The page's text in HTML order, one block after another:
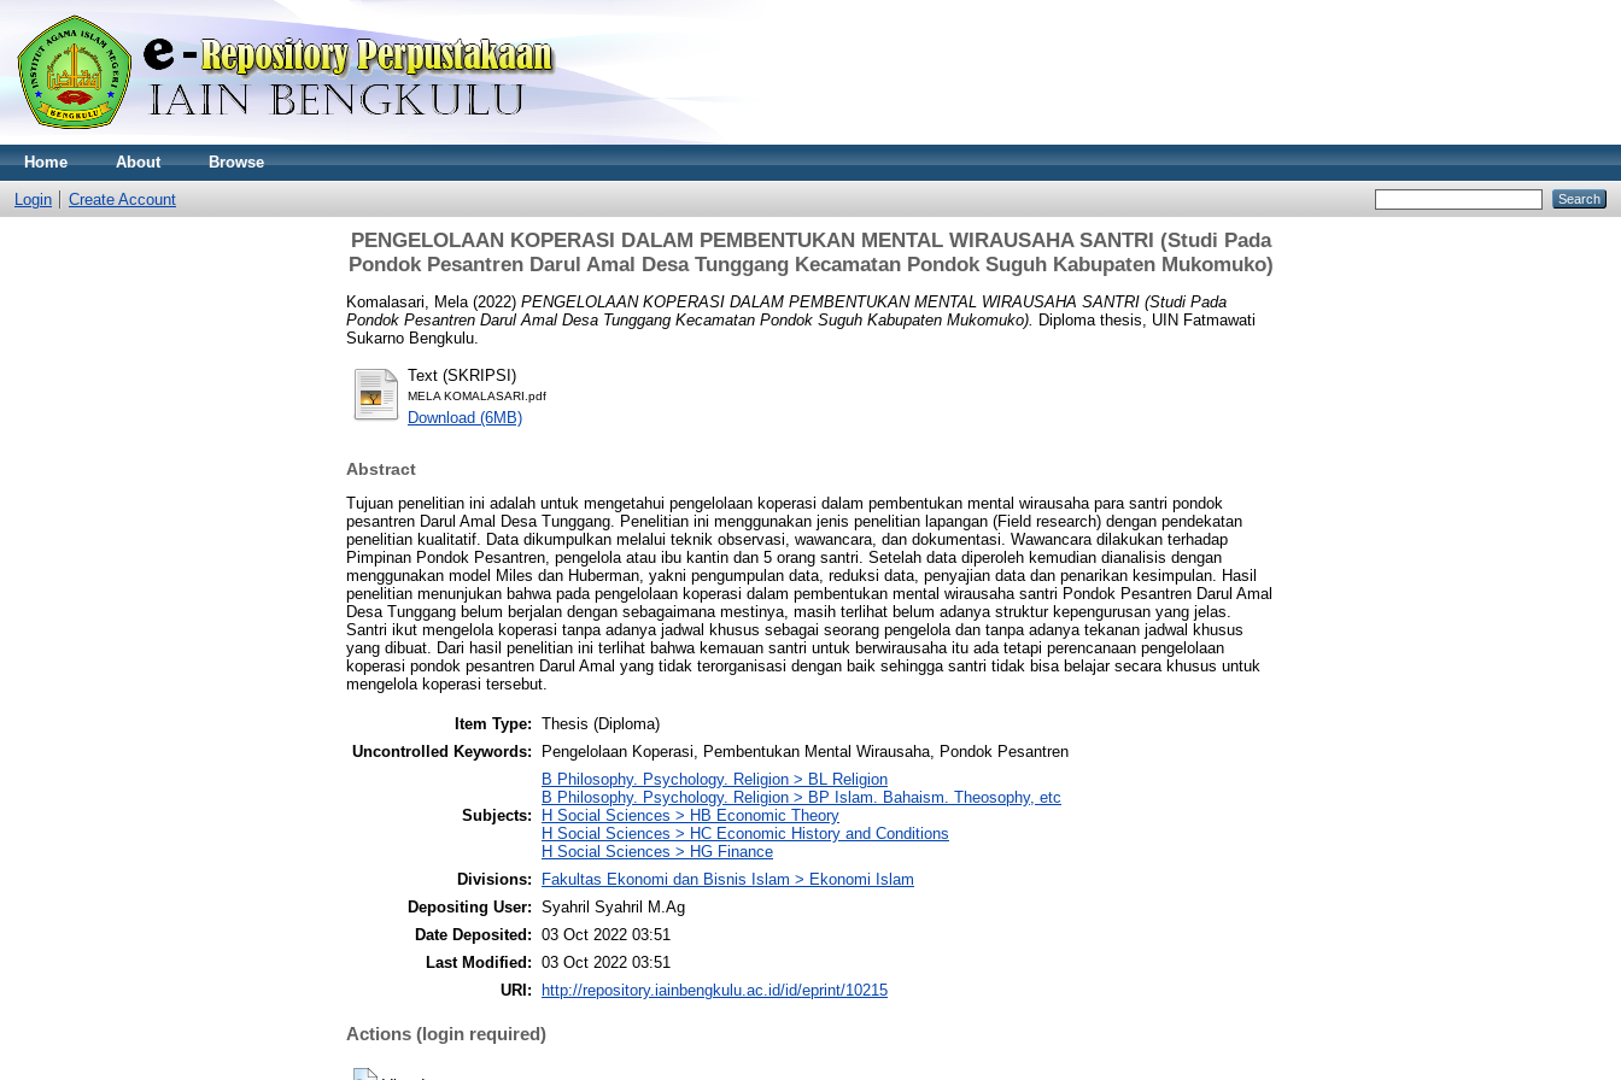
Home About Browse
Login Create Account
PENGELOLAAN KOPERASI DALAM PEMBENTUKAN MENTAL WIRAUSAHA SANTRI (Studi Pada
Pondok Pesantren Darul Amal Desa Tunggang Kecamatan Pondok Suguh Kabupaten Mukomuko)
Komalasari, Mela (2022) PENGELOLAAN KOPERASI DALAM PEMBENTUKAN MENTAL WIRAUSAHA SANTRI (Studi Pada
Pondok Pesantren Darul Amal Desa Tunggang Kecamatan Pondok Suguh Kabupaten Mukomuko).
Diploma thesis, UIN Fatmawati
Sukarno Bengkulu.
Text (SKRIPSI)
MELA KOMALASARI.pdf
Download (6MB)
Abstract
Tujuan penelitian ini adalah untuk mengetahui pengelolaan koperasi dalam pembentukan mental wirausaha para santri pondok
pesantren Darul Amal Desa Tunggang. Penelitian ini menggunakan jenis penelitian lapangan (Field research) dengan pendekatan
penelitian kualitatif. Data dikumpulkan melalui teknik observasi, wawancara, dan dokumentasi. Wawancara dilakukan terhadap
Pimpinan Pondok Pesantren, pengelola atau ibu kantin dan 5 orang santri. Setelah data diperoleh kemudian dianalisis dengan
menggunakan model Miles dan Huberman, yakni pengumpulan data, reduksi data, penyajian data dan penarikan kesimpulan. Hasil
penelitian menunjukan bahwa pada pengelolaan koperasi dalam pembentukan mental wirausaha santri Pondok Pesantren Darul Amal
Desa Tunggang belum berjalan dengan sebagaimana mestinya, masih terlihat belum adanya struktur kepengurusan yang jelas.
Santri ikut mengelola koperasi tanpa adanya jadwal khusus sebagai seorang pengelola dan tanpa adanya tekanan jadwal khusus
yang dibuat. Dari hasil penelitian ini terlihat bahwa kemauan santri untuk berwirausaha itu ada tetapi perencanaan pengelolaan
koperasi pondok pesantren Darul Amal yang tidak terorganisasi dengan baik sehingga santri tidak bisa belajar secara khusus untuk
mengelola koperasi tersebut.
Item Type: Thesis (Diploma)
Uncontrolled Keywords:
Pengelolaan Koperasi, Pembentukan Mental Wirausaha, Pondok Pesantren
Subjects:
B Philosophy. Psychology. Religion > BL Religion
B Philosophy. Psychology. Religion > BP Islam. Bahaism. Theosophy, etc
H Social Sciences > HB Economic Theory
H Social Sciences > HC Economic History and Conditions
H Social Sciences > HG Finance
Divisions:
Fakultas Ekonomi dan Bisnis Islam > Ekonomi Islam
Depositing User: Syahril Syahril M.Ag
Date Deposited: 03 Oct 2022 03:51
Last Modified: 03 Oct 2022 03:51
URI:
http://repository.iainbengkulu.ac.id/id/eprint/10215
Actions (login required)